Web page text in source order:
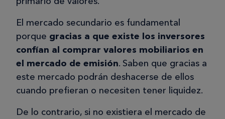
El mercado secundario es fundamental
porque gracias a que existe los inversores
confían al comprar valores mobiliarios en
el mercado de emisión. Saben que gracias a
este mercado podrán deshacerse de ellos
cuando prefieran o necesiten tener liquidez.
De lo contrario, si no existiera el mercado de